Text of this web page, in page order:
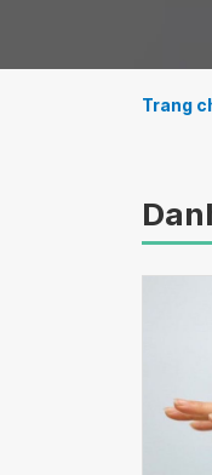
Trang